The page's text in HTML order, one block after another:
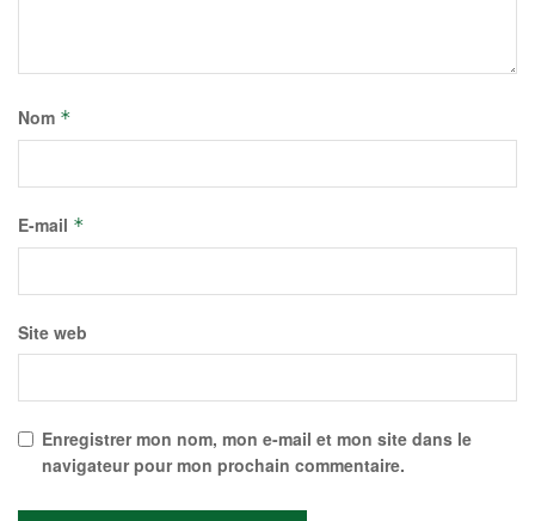
Nom *
E-mail *
Site web
Enregistrer mon nom, mon e-mail et mon site dans le
navigateur pour mon prochain commentaire.